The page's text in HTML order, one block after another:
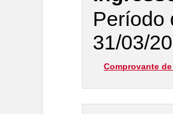
Período
31/03/
Comprovante